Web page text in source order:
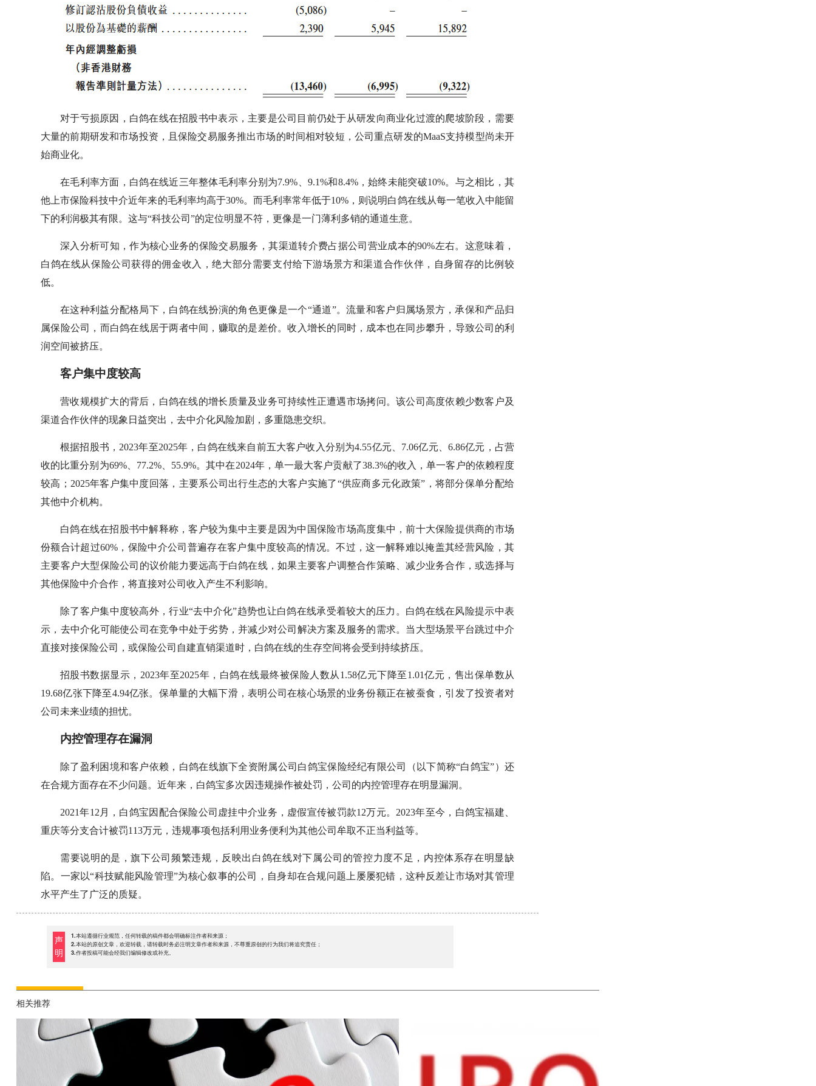
对于亏损原因，白鸽在线在招股书中表示，主要是公司目前仍处于从研发向商业化过渡的爬坡阶段，需要
大量的前期研发和市场投资，且保险交易服务推出市场的时间相对较短，公司重点研发的MaaS支持模型尚未开
始商业化。
在毛利率方面，白鸽在线近三年整体毛利率分别为7.9%、9.1%和8.4%，始终未能突破10%。与之相比，其
他上市保险科技中介近年来的毛利率均高于30%。而毛利率常年低于10%，则说明白鸽在线从每一笔收入中能留
下的利润极其有限。这与“科技公司”的定位明显不符，更像是一门薄利多销的通道生意。
深入分析可知，作为核心业务的保险交易服务，其渠道转介费占据公司营业成本的90%左右。这意味着，
白鸽在线从保险公司获得的佣金收入，绝大部分需要支付给下游场景方和渠道合作伙伴，自身留存的比例较
低。
在这种利益分配格局下，白鸽在线扮演的角色更像是一个“通道”。流量和客户归属场景方，承保和产品归
属保险公司，而白鸽在线居于两者中间，赚取的是差价。收入增长的同时，成本也在同步攀升，导致公司的利
润空间被挤压。
客户集中度较高
营收规模扩大的背后，白鸽在线的增长质量及业务可持续性正遭遇市场拷问。该公司高度依赖少数客户及
渠道合作伙伴的现象日益突出，去中介化风险加剧，多重隐患交织。
根据招股书，2023年至2025年，白鸽在线来自前五大客户收入分别为4.55亿元、7.06亿元、6.86亿元，占营
收的比重分别为69%、77.2%、55.9%。其中在2024年，单一最大客户贡献了38.3%的收入，单一客户的依赖程度
较高；2025年客户集中度回落，主要系公司出行生态的大客户实施了“供应商多元化政策”，将部分保单分配给
其他中介机构。
白鸽在线在招股书中解释称，客户较为集中主要是因为中国保险市场高度集中，前十大保险提供商的市场
份额合计超过60%，保险中介公司普遍存在客户集中度较高的情况。不过，这一解释难以掩盖其经营风险，其
主要客户大型保险公司的议价能力要远高于白鸽在线，如果主要客户调整合作策略、减少业务合作，或选择与
其他保险中介合作，将直接对公司收入产生不利影响。
除了客户集中度较高外，行业“去中介化”趋势也让白鸽在线承受着较大的压力。白鸽在线在风险提示中表
示，去中介化可能使公司在竞争中处于劣势，并减少对公司解决方案及服务的需求。当大型场景平台跳过中介
直接对接保险公司，或保险公司自建直销渠道时，白鸽在线的生存空间将会受到持续挤压。
招股书数据显示，2023年至2025年，白鸽在线最终被保险人数从1.58亿元下降至1.01亿元，售出保单数从
19.68亿张下降至4.94亿张。保单量的大幅下滑，表明公司在核心场景的业务份额正在被蚕食，引发了投资者对
公司未来业绩的担忧。
内控管理存在漏洞
除了盈利困境和客户依赖，白鸽在线旗下全资附属公司白鸽宝保险经纪有限公司（以下简称“白鸽宝”）还
在合规方面存在不少问题。近年来，白鸽宝多次因违规操作被处罚，公司的内控管理存在明显漏洞。
2021年12月，白鸽宝因配合保险公司虚挂中介业务，虚假宣传被罚款12万元。2023年至今，白鸽宝福建、
重庆等分支合计被罚113万元，违规事项包括利用业务便利为其他公司牟取不正当利益等。
需要说明的是，旗下公司频繁违规，反映出白鸽在线对下属公司的管控力度不足，内控体系存在明显缺
陷。一家以“科技赋能风险管理”为核心叙事的公司，自身却在合规问题上屡屡犯错，这种反差让市场对其管理
水平产生了广泛的质疑。
声
明
1.本站遵循行业规范，任何转载的稿件都会明确标注作者和来源；
2.本站的原创文章，欢迎转载，请转载时务必注明文章作者和来源，不尊重原创的行为我们将追究责任；
3.作者投稿可能会经我们编辑修改或补充。
相关推荐